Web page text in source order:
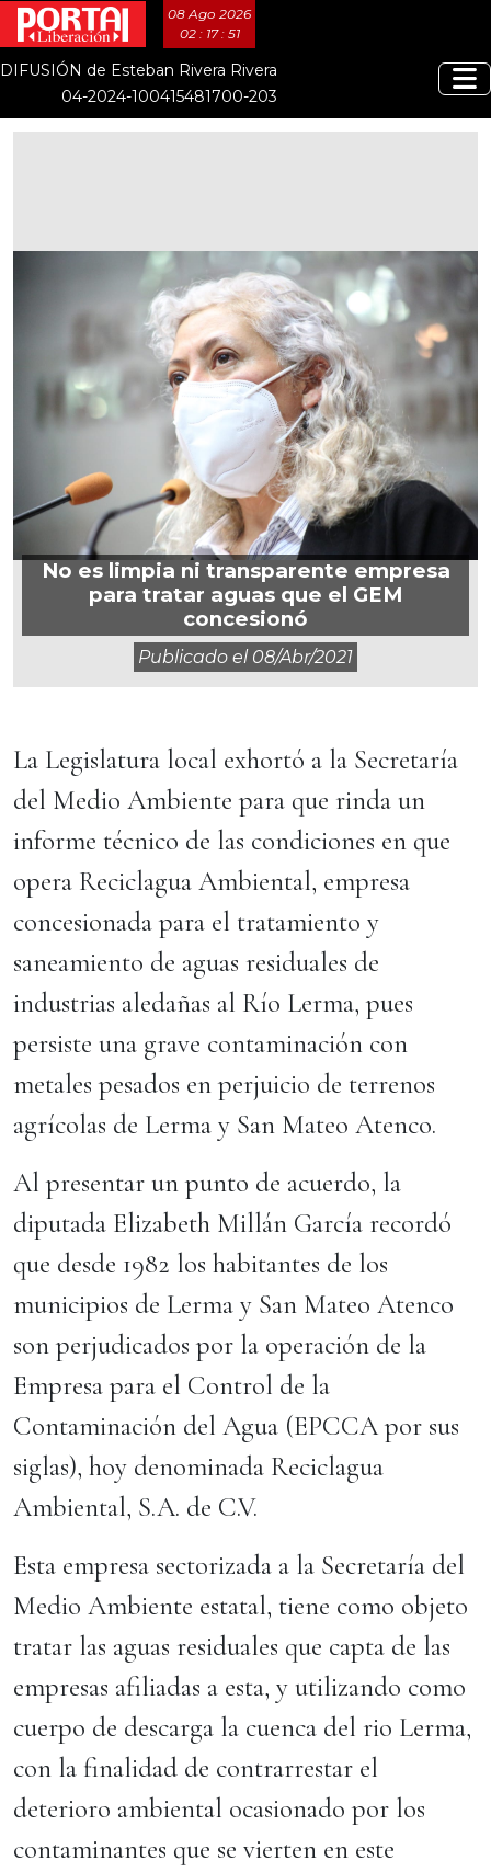
08 Ago 2026
02 : 17 : 52
DIFUSIÓN de Esteban Rivera Rivera
04-2024-100415481700-203
No es limpia ni transparente empresa
para tratar aguas que el GEM
concesionó
Publicado el 08/abr/2021
La Legislatura local exhortó a la Secretaría
del Medio Ambiente para que rinda un
informe técnico de las condiciones en que
opera Reciclagua Ambiental, empresa
concesionada para el tratamiento y
saneamiento de aguas residuales de
industrias aledañas al Río Lerma, pues
persiste una grave contaminación con
metales pesados en perjuicio de terrenos
agrícolas de Lerma y San Mateo Atenco.
Al presentar un punto de acuerdo, la
diputada Elizabeth Millán García recordó
que desde 1982 los habitantes de los
municipios de Lerma y San Mateo Atenco
son perjudicados por la operación de la
Empresa para el Control de la
Contaminación del Agua (EPCCA por sus
siglas), hoy denominada Reciclagua
Ambiental, S.A. de C.V.
Esta empresa sectorizada a la Secretaría del
Medio Ambiente estatal, tiene como objeto
tratar las aguas residuales que capta de las
empresas afiliadas a esta, y utilizando como
cuerpo de descarga la cuenca del rio Lerma,
con la finalidad de contrarrestar el
deterioro ambiental ocasionado por los
contaminantes que se vierten en este